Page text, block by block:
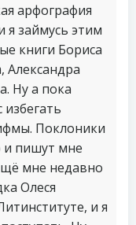
арфография
я займусь этим
книги Бориса
Александра
Ну а пока
Поклоники
и пишут мне
мне недавно
Олеся
и я